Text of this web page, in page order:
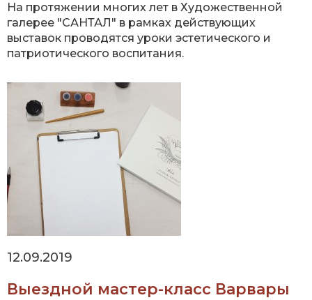
На протяжении многих лет в Художественной
галерее "САНТАЛ" в рамках действующих
выставок проводятся уроки эстетического и
патриотического воспитания.
12.09.2019
Выездной мастер-класс Варвары